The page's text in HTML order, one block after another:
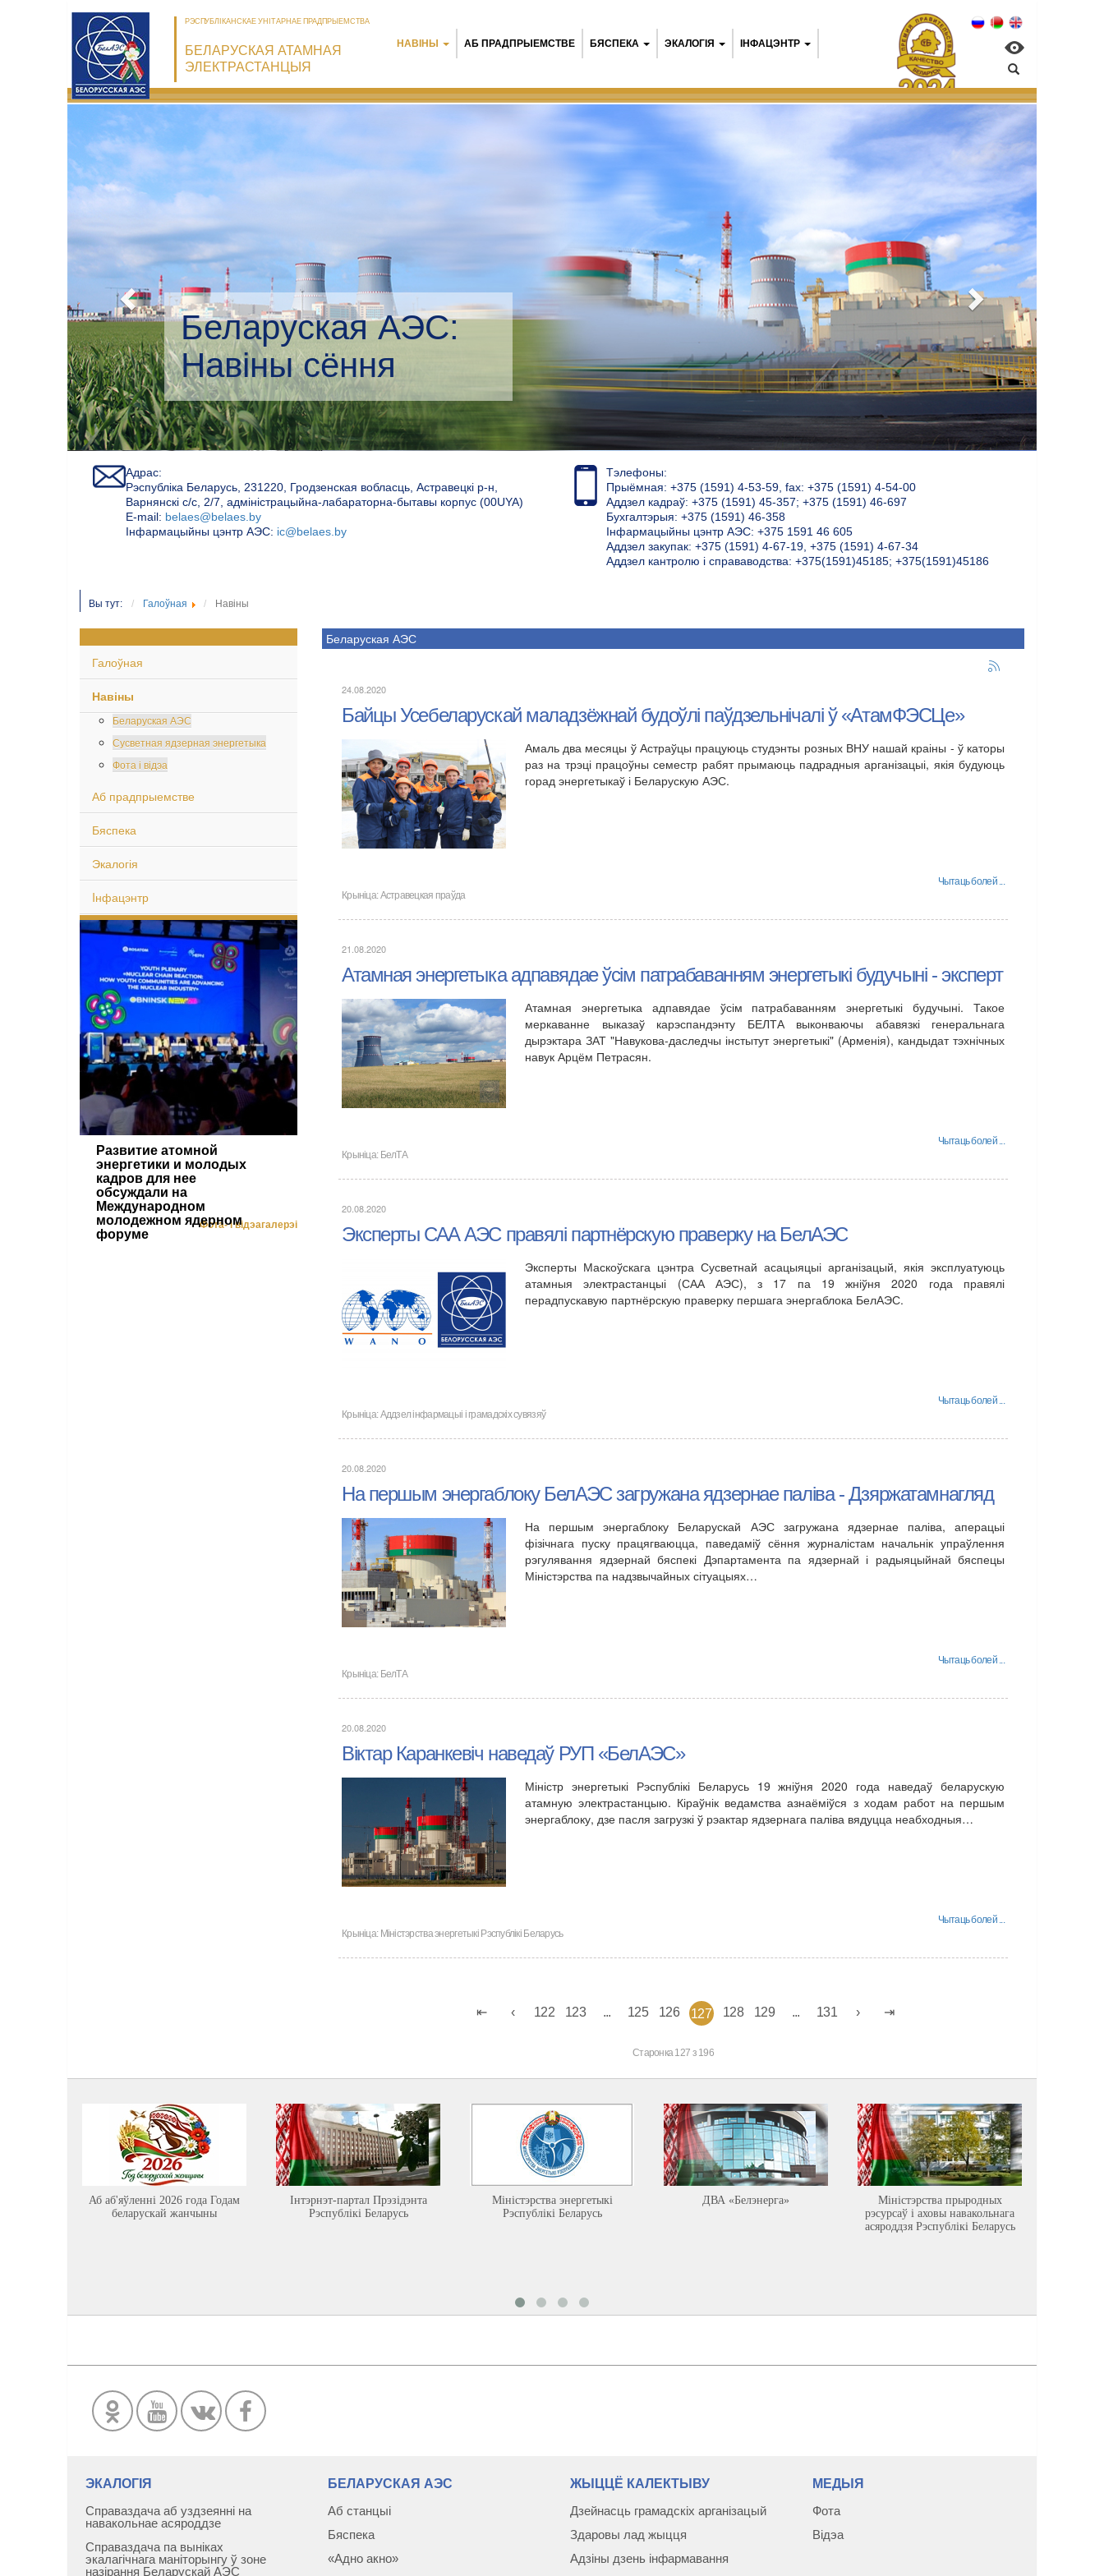
РЭСПУБЛІКАНСКАЕ УНІТАРНАЕ ПРАДПРЫЕМСТВА
БЕЛАРУСКАЯ АТАМНАЯ
ЭЛЕКТРАСТАНЦЫЯ
НАВІНЫ АБ ПРАДПРЫЕМСТВЕ БЯСПЕКА ЭКАЛОГІЯ IНФАЦЭНТР
Беларуская АЭС:
Экалагічны мэнэджмент
Адрас:
Рэспубліка Беларусь, 231220, Гродзенская вобласць, Астравецкі р-н,
Варнянскі с/с, 2/7, адміністрацыйна-лабараторна-бытавы корпус (00UYA)
Е-mail: belaes@belaes.by
Інфармацыйны цэнтр АЭС: ic@belaes.by
Тэлефоны:
Прыёмная: +375 (1591) 4-53-59, fax: +375 (1591) 4-54-00
Аддзел кадраў: +375 (1591) 45-357; +375 (1591) 46-697
Бухгалтэрыя: +375 (1591) 46-358
Інфармацыйны цэнтр АЭС: +375 1591 46 605
Аддзел закупак: +375 (1591) 4-67-19, +375 (1591) 4-67-34
Аддзел кантролю і справаводства: +375(1591)45185; +375(1591)45186
Вы тут: Галоўная Навіны
Галоўная
Навіны
Беларуская АЭС
Сусветная ядзерная энергетыка
Фота і відэа
Аб прадпрыемстве
Бяспека
Экалогія
Iнфацэнтр
Развитие атомной
энергетики и молодых
кадров для нее
обсуждали на
Международном
молодежном ядерном
форуме
Фота- і відэагалерэі
Беларуская АЭС
24.08.2020
Байцы Усебеларускай маладзёжнай будоўлі паўдзельнічалі ў «АтамФЭСЦе»
Амаль два месяцы ў Астраўцы працуюць студэнты розных ВНУ нашай краіны - ў каторы
раз на трэці працоўны семестр рабят прымаюць падрадныя арганізацыі, якія будуюць
горад энергетыкаў і Беларускую АЭС.
Чытаць болей ...
Крыніца: Астравецкая праўда
21.08.2020
Атамная энергетыка адпавядае ўсім патрабаванням энергетыкі будучыні - эксперт
Атамная энергетыка адпавядае ўсім патрабаванням энергетыкі будучыні. Такое
меркаванне выказаў карэспандэнту БЕЛТА выконваючы абавязкі генеральнага
дырэктара ЗАТ "Навукова-даследчы інстытут энергетыкі" (Арменія), кандыдат тэхнічных
навук Арцём Петрасян.
Чытаць болей ...
Крыніца: БелТА
20.08.2020
Эксперты САА АЭС правялі партнёрскую праверку на БелАЭС
Эксперты Маскоўскага цэнтра Сусветнай асацыяцыі арганізацый, якія эксплуатуюць
атамныя электрастанцыі (САА АЭС), з 17 па 19 жніўня 2020 года правялі
перадпускавую партнёрскую праверку першага энергаблока БелАЭС.
Чытаць болей ...
Крыніца: Аддзел інфармацыі і грамадскіх сувязяў
20.08.2020
На першым энергаблоку БелАЭС загружана ядзернае паліва - Дзяржатамнагляд
На першым энергаблоку Беларускай АЭС загружана ядзернае паліва, аперацыі
фізічнага пуску працягваюцца, паведаміў сёння журналістам начальнік упраўлення
рэгулявання ядзернай бяспекі Дэпартамента па ядзернай і радыяцыйнай бяспецы
Міністэрства па надзвычайных сітуацыях…
Чытаць болей ...
Крыніца: БелТА
20.08.2020
Віктар Каранкевіч наведаў РУП «БелАЭС»
Міністр энергетыкі Рэспублікі Беларусь 19 жніўня 2020 года наведаў беларускую
атамную электрастанцыю. Кіраўнік ведамства азнаёміўся з ходам работ на першым
энергаблоку, дзе пасля загрузкі ў рэактар ядзернага паліва вядуцца неабходныя…
Чытаць болей ...
Крыніца: Міністэрства энергетыкі Рэспублікі Беларусь
122 123 125 126 127 128 129 131
Старонка 127 з 196
Аб аб'яўленні 2026 года Годам
беларускай жанчыны
Інтэрнэт-партал Прэзідэнта
Рэспублікі Беларусь
Міністэрства энергетыкі
Рэспублікі Беларусь
ДВА «Белэнерга»
Міністэрства прыродных
рэсурсаў і аховы навакольнага
асяроддзя Рэспублікі Беларусь
ЭКАЛОГІЯ
Справаздача аб уздзеянні на
навакольнае асяроддзе
Справаздача па выніках
экалагічнага маніторынгу ў зоне
назірання Беларускай АЭС
БЕЛАРУСКАЯ АЭС
Аб станцыі
Бяспека
«Адно акно»
ЖЫЦЦЁ КАЛЕКТЫВУ
Дзейнасць грамадскіх арганізацый
Здаровы лад жыцця
Адзіны дзень інфармавання
МЕДЫЯ
Фота
Відэа